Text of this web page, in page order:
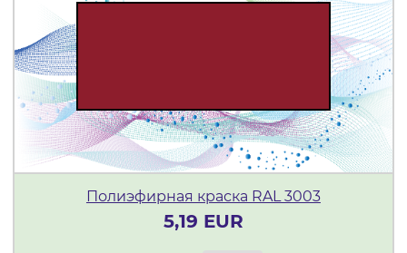
Полиэфирная краска RAL 3003
5,19 EUR